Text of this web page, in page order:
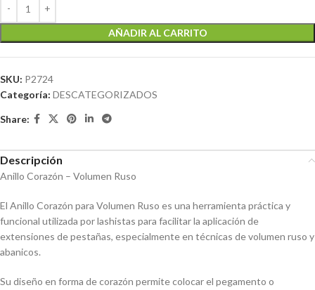
AÑADIR AL CARRITO
SKU: P2724
Categoría: DESCATEGORIZADOS
Share:
Descripción
Anillo Corazón – Volumen Ruso
El Anillo Corazón para Volumen Ruso es una herramienta práctica y
funcional utilizada por lashistas para facilitar la aplicación de
extensiones de pestañas, especialmente en técnicas de volumen ruso y
abanicos.
Su diseño en forma de corazón permite colocar el pegamento o